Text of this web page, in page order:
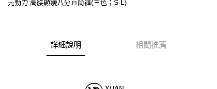
1.本服務由台灣大哥大提供，台灣大哥大用戶可立即使用無須另外申請。
4.訂單成立30分鐘內，如未前往確認交易或遇審核未通過，訂單將自動取
消。如遇「轉專審核」未通過狀況，表示未達大哥付你分期系統評分，恕無
1.分期款項不併入電信帳單，「大哥付你分期」於每月結算日後寄送繳費提
AFTEE先享後付
１．簡單：不需註冊會員、不需綁卡、不需儲值。
【「AFTEE先享後付」結帳流程】
全家取貨付款
元動力 高腰顯瘦八分直筒褲(三色；S-L)
詳細說明 相關推薦